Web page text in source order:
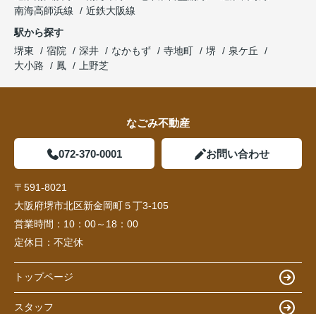
南海高師浜線
近鉄大阪線
駅から探す
堺東
宿院 深井 なかもず 寺地町 堺
泉ケ丘
大小路
鳳 上野芝
なごみ不動産
072-370-0001 お問い合わせ
〒591-8021
大阪府堺市北区新金岡町５丁3-105
営業時間： 10：00～18：00
定休日： 不定休
トップページ
スタッフ